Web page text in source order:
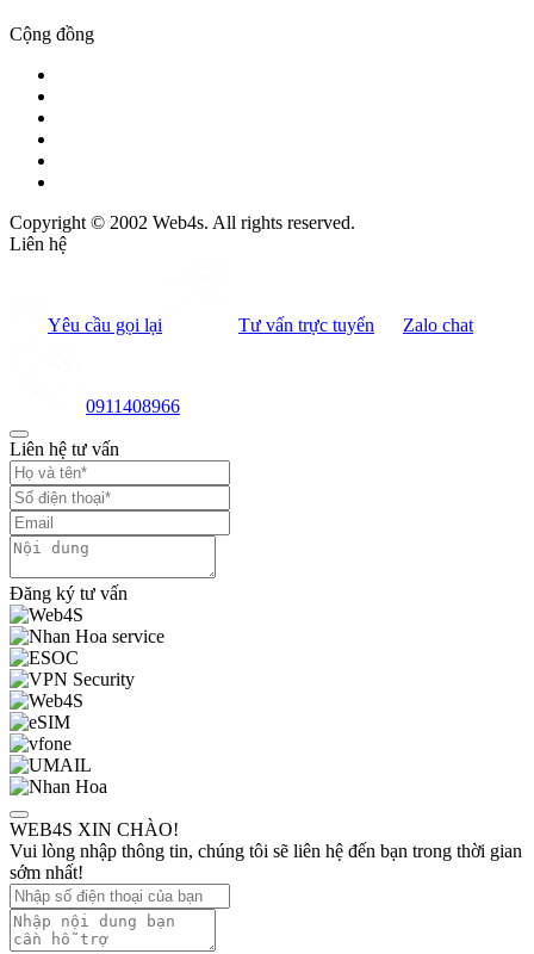
Cộng đồng
Copyright © 2002 Web4s. All rights reserved.
Liên hệ
Yêu cầu gọi lại Tư vấn trực tuyến Zalo chat
0911408966
Liên hệ tư vấn
Đăng ký tư vấn
WEB4S XIN CHÀO!
Vui lòng nhập thông tin, chúng tôi sẽ liên hệ đến bạn trong thời gian
sớm nhất!